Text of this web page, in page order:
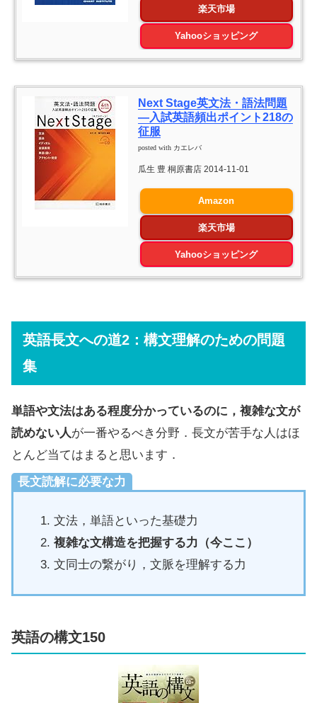
楽天市場
Yahooショッピング
Next Stage英文法・語法問題
―入試英語頻出ポイント218の
征服
posted with カエレバ
瓜生 豊 桐原書店 2014-11-01
Amazon
楽天市場
Yahooショッピング
英語長文への道2：構文理解のための問題
集
単語や文法はある程度分かっているのに，複雑な文が
読めない人が一番やるべき分野．長文が苦手な人はほ
とんど当てはまると思います．
長文読解に必要な力
文法，単語といった基礎力
複雑な文構造を把握する力（今ここ）
文同士の繋がり，文脈を理解する力
英語の構文150